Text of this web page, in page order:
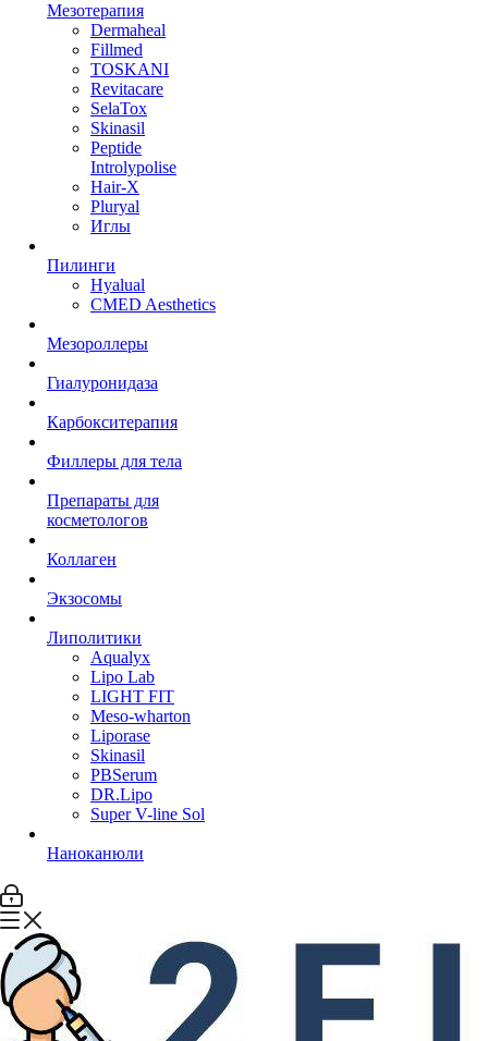
Мезотерапия
Dermaheal
Fillmed
TOSKANI
Revitacare
SelaTox
Skinasil
Peptide
Introlypolise
Hair-X
Pluryal
Иглы
Пилинги
Hyalual
CMED Aesthetics
Мезороллеры
Гиалуронидаза
Карбокситерапия
Филлеры для тела
Препараты для
косметологов
Коллаген
Экзосомы
Липолитики
Aqualyx
Lipo Lab
LIGHT FIT
Meso-wharton
Liporase
Skinasil
PBSerum
DR.Lipo
Super V-line Sol
Наноканюли